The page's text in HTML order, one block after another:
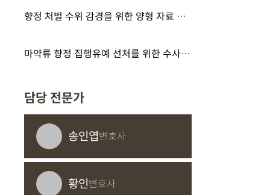
향정 처벌 수위 감경을 위한 양형 자료 준비와 법적 대응 가이드
마약류 향정 집행유예 선처를 위한 수사 협조와 양형 자료 준비는?
담당 전문가
송인엽변호사
황인변호사